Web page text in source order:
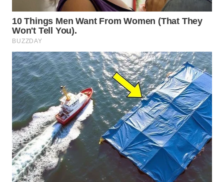
SIDIKALANG
NEWS
SIBARAGAS
NEWS
METRO
SIANTAR
NEWS
METRO
MEDAN
NEWS